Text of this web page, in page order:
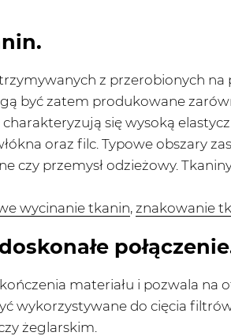
z przerobionych
być zatem produkowane
się wysoką
oraz filc. Typowe obszary
czy przemysł odzieżowy.
wycinanie tkanin, znakowanie
materiału i pozwala
wykorzystywane do cięcia
żeglarskim.